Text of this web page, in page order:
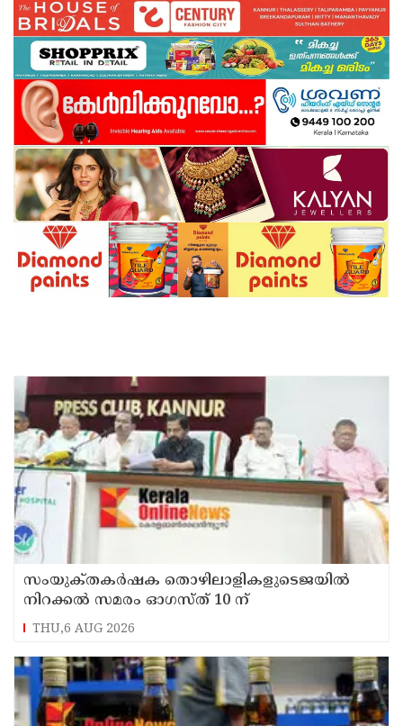
സംയുക്‌തകർഷക തൊഴിലാളികളുടെജയിൽ
നിറക്കൽ സമരം ഓഗസ്ത് 10 ന്
THU,6 AUG 2026